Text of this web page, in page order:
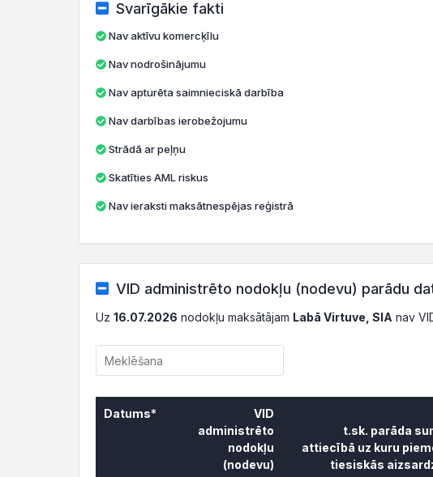
Svarīgākie fakti
Nav aktīvu komercķīlu
Nav nodrošinājumu
Nav apturēta saimnieciskā darbība
Nav darbības ierobežojumu
Strādā ar peļņu
Skatīties AML riskus
Nav ieraksti maksātnespējas reģistrā
VID administrēto nodokļu (nodevu) parādu
Uz 16.07.2026 nodokļu maksātājam Labā Virtuve, SIA nav
Datums*
VID
administrēto
nodokļu
(nodevu)
t.sk. parāda
attiecībā uz kuru
tiesiskās